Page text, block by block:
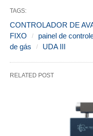
TAGS:
CONTROLADOR DE
FIXO
painel de
de gás
UDA III
RELATED POST